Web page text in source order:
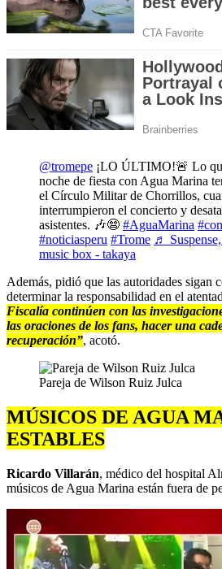
@tromepe ¡LO ÚLTIMO!🚨 Lo
noche de fiesta con Agua Marina
el Círculo Militar de Chorrillos,
interrumpieron el concierto y
asistentes. 🎶😨 #AguaMarina
#noticiasperu #Trome ♬
music box - takaya
Además, pidió que las autoridades sigan
determinar la responsabilidad en el
Fiscalía continúen con las
las oraciones de los fans, hacer una
recuperación”, acotó.
Pareja de Wilson Ruiz Julca
MÚSICOS DE AGUA
ESTABLES
Ricardo Villarán, médico del hospital
músicos de Agua Marina están fuera de